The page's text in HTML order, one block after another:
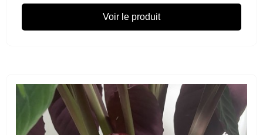
Voir le produit